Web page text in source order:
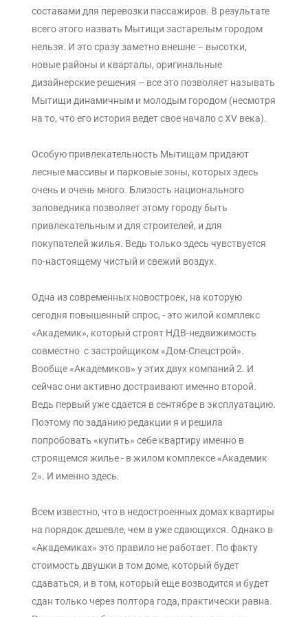
составами для перевозки пассажиров. В результате
всего этого назвать Мытищи застарелым городом
нельзя. И это сразу заметно внешне – высотки,
новые районы и кварталы, оригинальные
дизайнерские решения – все это позволяет называть
Мытищи динамичным и молодым городом (несмотря
на то, что его история ведет свое начало с XV века).
Особую привлекательность Мытищам придают
лесные массивы и парковые зоны, которых здесь
очень и очень много. Близость национального
заповедника позволяет этому городу быть
привлекательным и для строителей, и для
покупателей жилья. Ведь только здесь чувствуется
по-настоящему чистый и свежий воздух.
Одна из современных новостроек, на которую
сегодня повышенный спрос, - это жилой комплекс
«Академик», который строят НДВ-недвижимость
совместно с застройщиком «Дом-Спецстрой».
Вообще «Академиков» у этих двух компаний 2. И
сейчас они активно достраивают именно второй.
Ведь первый уже сдается в сентябре в эксплуатацию.
Поэтому по заданию редакции я и решила
попробовать «купить» себе квартиру именно в
строящемся жилье - в жилом комплексе «Академик
2». И именно здесь.
Всем известно, что в недостроенных домах квартиры
на порядок дешевле, чем в уже сдающихся. Однако в
«Академиках» это правило не работает. По факту
стоимость двушки в том доме, который будет
сдаваться, и в том, который еще возводится и будет
сдан только через полтора года, практически равна.